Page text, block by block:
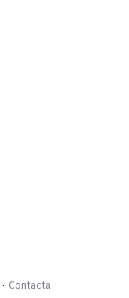
Contacta